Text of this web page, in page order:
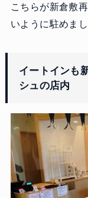
こちらが新倉敷
いように駐めまし
イートインも
シュの店内